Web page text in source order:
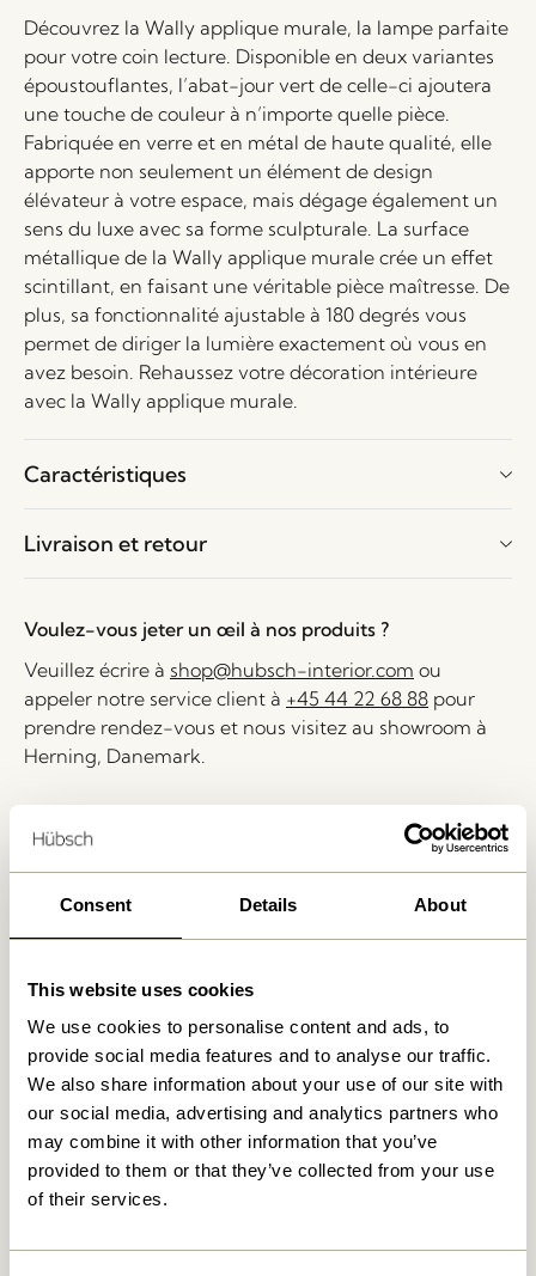
Consent Details About
This website uses cookies
We use cookies to personalise content and ads, to
provide social media features and to analyse our traffic.
We also share information about your use of our site with
our social media, advertising and analytics partners who
may combine it with other information that you’ve
provided to them or that they’ve collected from your use
of their services.
Découvrez la Wally applique murale, la lampe parfaite
pour votre coin lecture. Disponible en deux variantes
époustouflantes, l’abat-jour vert de celle-ci ajoutera
une touche de couleur à n’importe quelle pièce.
Fabriquée en verre et en métal de haute qualité, elle
apporte non seulement un élément de design
élévateur à votre espace, mais dégage également un
sens du luxe avec sa forme sculpturale. La surface
métallique de la Wally applique murale crée un effet
scintillant, en faisant une véritable pièce maîtresse. De
plus, sa fonctionnalité ajustable à 180 degrés vous
permet de diriger la lumière exactement où vous en
avez besoin. Rehaussez votre décoration intérieure
avec la Wally applique murale.
Caractéristiques
Livraison et retour
Voulez-vous jeter un œil à nos produits ?
Veuillez écrire à shop@hubsch-interior.com ou
appeler notre service client à +45 44 22 68 88 pour
prendre rendez-vous et nous visitez au showroom à
Herning, Danemark.
Produits similaires